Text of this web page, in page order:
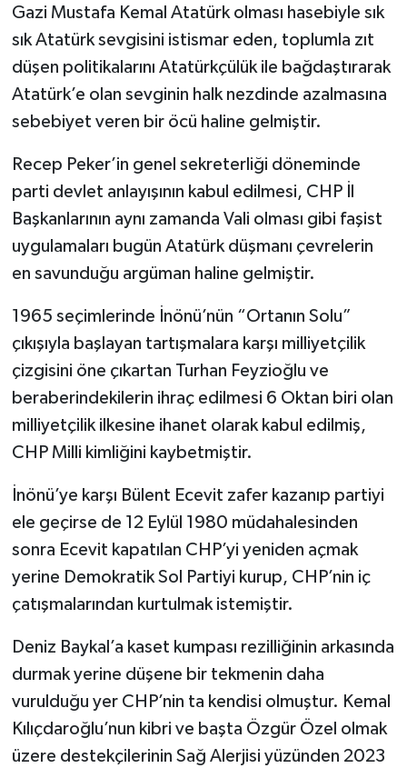
Gazi Mustafa Kemal Atatürk olması hasebiyle sık
sık Atatürk sevgisini istismar eden, toplumla zıt
düşen politikalarını Atatürkçülük ile bağdaştırarak
Atatürk’e olan sevginin halk nezdinde azalmasına
sebebiyet veren bir öcü haline gelmiştir.
Recep Peker’in genel sekreterliği döneminde
parti devlet anlayışının kabul edilmesi, CHP İl
Başkanlarının aynı zamanda Vali olması gibi faşist
uygulamaları bugün Atatürk düşmanı çevrelerin
en savunduğu argüman haline gelmiştir.
1965 seçimlerinde İnönü’nün “Ortanın Solu”
çıkışıyla başlayan tartışmalara karşı milliyetçilik
çizgisini öne çıkartan Turhan Feyzioğlu ve
beraberindekilerin ihraç edilmesi 6 Oktan biri olan
milliyetçilik ilkesine ihanet olarak kabul edilmiş,
CHP Milli kimliğini kaybetmiştir.
İnönü’ye karşı Bülent Ecevit zafer kazanıp partiyi
ele geçirse de 12 Eylül 1980 müdahalesinden
sonra Ecevit kapatılan CHP’yi yeniden açmak
yerine Demokratik Sol Partiyi kurup, CHP’nin iç
çatışmalarından kurtulmak istemiştir.
Deniz Baykal’a kaset kumpası rezilliğinin arkasında
durmak yerine düşene bir tekmenin daha
vurulduğu yer CHP’nin ta kendisi olmuştur. Kemal
Kılıçdaroğlu’nun kibri ve başta Özgür Özel olmak
üzere destekçilerinin Sağ Alerjisi yüzünden 2023